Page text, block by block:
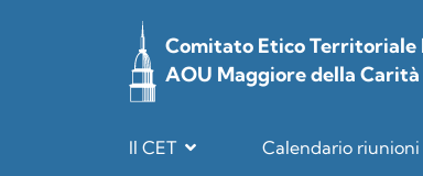
Comitato Etico Territoriale
AOU Maggiore della
Il CET Calendario riunioni